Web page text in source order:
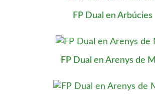
FP Dual en Arbúcies
FP Dual en Arenys de